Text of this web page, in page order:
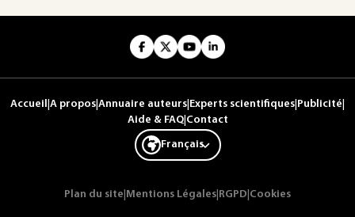
Accueil A propos Annuaire auteurs Experts scientifiques Publicité
Aide & FAQ| Contact
Français
Plan du site Mentions Légales RGPD Cookies